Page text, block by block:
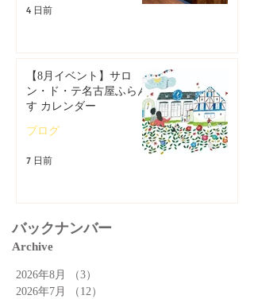
4 日前
【8月イベント】サロ
ン・ド・テ名古屋ふらん
す カレンダー
ブログ
7 日前
バックナンバー
Archive
2026年8月 （3）
2026年7月
（12）